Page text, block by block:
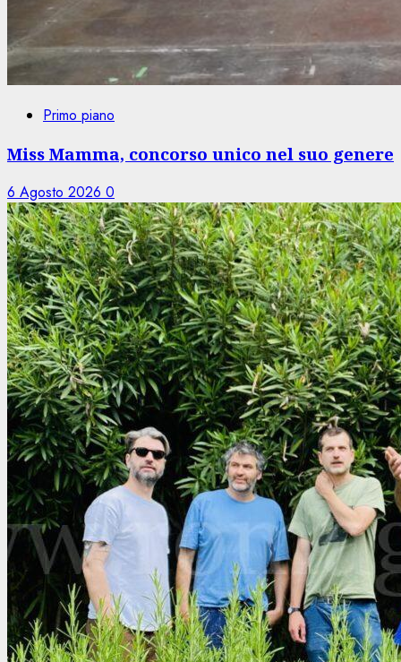
Primo piano
Miss Mamma, concorso unico nel suo genere
6 Agosto 2026 0